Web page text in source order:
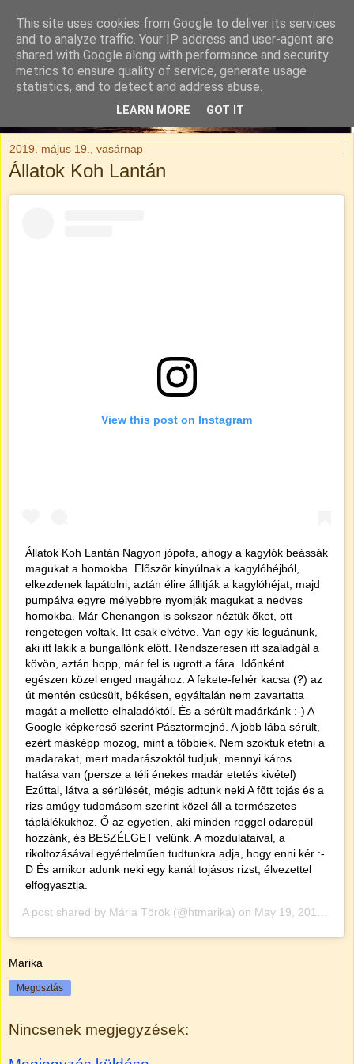
Tylli Titkai
Családi kaland-regény. Rendhagyó utazási blog.
2019. május 19., vasárnap
Állatok Koh Lantán
View this post on Instagram
Állatok Koh Lantán Nagyon jópofa, ahogy a kagylók beássák
magukat a homokba. Először kinyúlnak a kagylóhéjból,
elkezdenek lapátolni, aztán élire állitják a kagylóhéjat, majd
pumpálva egyre mélyebbre nyomják magukat a nedves
homokba. Már Chenangon is sokszor néztük őket, ott
rengetegen voltak. Itt csak elvétve. Van egy kis leguánunk,
aki itt lakik a bungallónk előtt. Rendszeresen itt szaladgál a
kövön, aztán hopp, már fel is ugrott a fára. Időnként
egészen közel enged magához. A fekete-fehér kacsa (?) az
út mentén csücsült, békésen, egyáltalán nem zavartatta
magát a mellette elhaladóktól. És a sérült madárkánk :-) A
Google képkereső szerint Pásztormejnó. A jobb lába sérült,
ezért másképp mozog, mint a többiek. Nem szoktuk etetni a
madarakat, mert madarászoktól tudjuk, mennyi káros
hatása van (persze a téli énekes madár etetés kivétel)
Ezúttal, látva a sérülését, mégis adtunk neki A főtt tojás és a
rizs amúgy tudomásom szerint közel áll a természetes
táplálékukhoz. Ő az egyetlen, aki minden reggel odarepül
hozzánk, és BESZÉLGET velünk. A mozdulataival, a
rikoltozásával egyértelműen tudtunkra adja, hogy enni kér :-
D És amikor adunk neki egy kanál tojásos rizst, élvezettel
elfogyasztja.
A post shared by Mária Török (@htmarika) on May 19, 2019 at 10:49am PDT
Marika
Megosztás
Nincsenek megjegyzések:
This site uses cookies from Google to deliver its services
and to analyze traffic. Your IP address and user-agent are
shared with Google along with performance and security
metrics to ensure quality of service, generate usage
statistics, and to detect and address abuse.
LEARN MORE GOT IT